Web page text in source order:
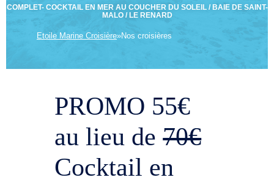
COMPLET- COCKTAIL EN MER AU COUCHER DU SOLEIL / BAIE DE SAINT-
MALO / LE RENARD
Etoile Marine Croisière»Nos croisières
PROMO 55€
au lieu de70€
Cocktail en